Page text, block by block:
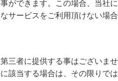
ができます。この場合、当社に
サービスをご利用頂けない場合
三者に提供する事はございませ
該当する場合は、その限りでは